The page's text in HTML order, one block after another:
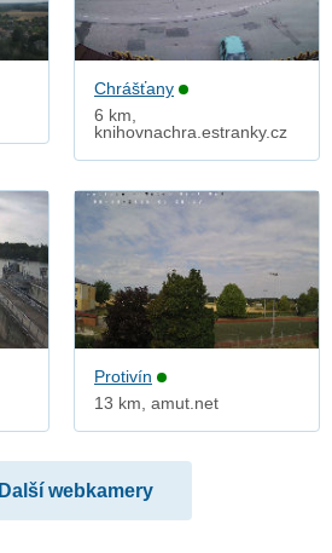
Chrášťany
6 km,
knihovnachra.estranky.cz
Protivín
13 km, amut.net
Další webkamery